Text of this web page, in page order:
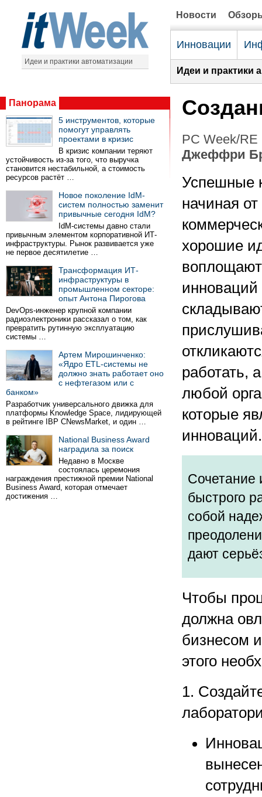
Идеи и практики автоматизации
Новости
Инновации
Идеи и практики
Панорама
5 инструментов, которые
помогут управлять
проектами в кризис
В кризис компании теряют
устойчивость из-за того, что выручка
становится нестабильной, а стоимость
ресурсов растёт …
Новое поколение IdM-
систем полностью заменит
привычные сегодня IdM?
IdM-системы давно стали
привычным элементом корпоративной ИТ-
инфраструктуры. Рынок развивается уже
не первое десятилетие …
Трансформация ИТ-
инфраструктуры в
промышленном секторе:
опыт Антона Пирогова
DevOps-инженер крупной компании
радиоэлектроники рассказал о том, как
превратить рутинную эксплуатацию
системы …
Артем Мирошинченко:
«Ядро ETL-системы не
должно знать работает оно
с нефтегазом или с
банком»
Разработчик универсального движка для
платформы Knowledge Space, лидирующей
в рейтинге IBP CNewsMarket, и один …
National Business Award
наградила за поиск
Недавно в Москве
состоялась церемония
награждения престижной премии National
Business Award, которая отмечает
достижения …
PC Week/
Джеффри
Успешные
начиная
хорошие
инноваций
работать,
любой
которые
инноваций.
Сочетание
быстрого
собой
дают
Чтобы
должна
бизнесом
этого
1.